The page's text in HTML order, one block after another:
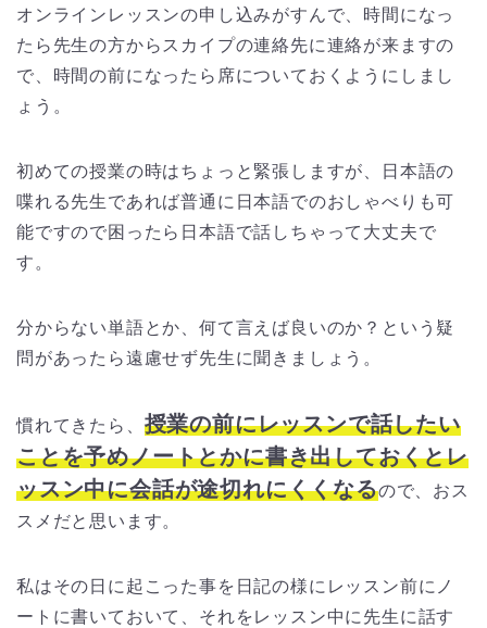
オンラインレッスンの申し込みがすんで、時間になっ
たら先生の方からスカイプの連絡先に連絡が来ますの
で、時間の前になったら席についておくようにしまし
ょう。
初めての授業の時はちょっと緊張しますが、日本語の
喋れる先生であれば普通に日本語でのおしゃべりも可
能ですので困ったら日本語で話しちゃって大丈夫で
す。
分からない単語とか、何て言えば良いのか？という疑
問があったら遠慮せず先生に聞きましょう。
慣れてきたら、 授業の前にレッスンで話したい
ことを予めノートとかに書き出しておくとレ
ッスン中に会話が途切れにくくなるので、おス
スメだと思います。
私はその日に起こった事を日記の様にレッスン前にノ
ートに書いておいて、それをレッスン中に先生に話す